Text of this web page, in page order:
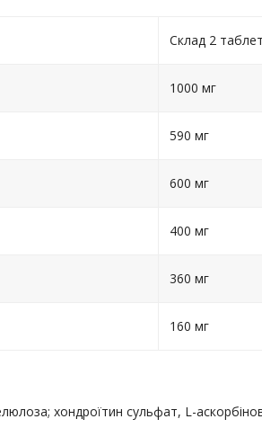
Склад 2
1000 мг
590 мг
600 мг
400 мг
360 мг
160 мг
хондроїтин сульфат, L-